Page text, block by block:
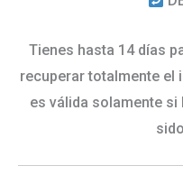
Tienes hasta 14 días
recuperar totalmente el
es válida solamente si